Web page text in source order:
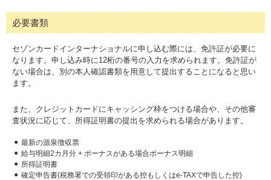
必要書類
セゾンカードインターナショナルに申し込む際には、免許証が必要に
なります。申し込み時に12桁の番号の入力を求められます。免許証が
ない場合は、別の本人確認書類を用意して提出することになると思い
ます。
また、クレジットカードにキャッシング枠をつける場合や、その他審
査状況に応じて、所得証明書の提出を求められる場合があります。
最新の源泉徴収票
給与明細2カ月分 + ボーナスがある場合ボーナス明細
所得証明書
確定申告書(税務署での受領印がある控もしくはe-TAXで申告した控)